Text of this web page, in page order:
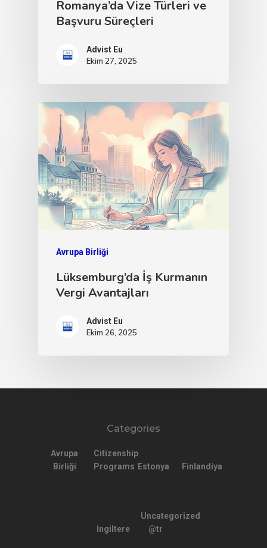
Romanya’da Vize Türleri ve
Başvuru Süreçleri
Advist Eu
Ekim 27, 2025
Avrupa Birliği
Lüksemburg’da İş Kurmanın
Vergi Avantajları
Advist Eu
Ekim 26, 2025
Categories
Avrupa
Birliği
Citizenship
Programs Estonya Finlandiya
İngiltere
Uncategorized
@tr